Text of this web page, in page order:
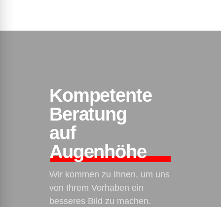
Kompetente
Beratung
auf
Augenhöhe
Wir kommen zu Ihnen, um uns
von Ihrem Vorhaben ein
besseres Bild zu machen.